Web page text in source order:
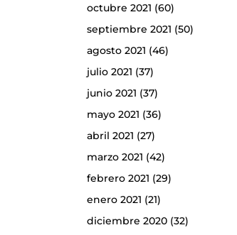
octubre 2021 (60)
septiembre 2021 (50)
agosto 2021 (46)
julio 2021 (37)
junio 2021 (37)
mayo 2021 (36)
abril 2021 (27)
marzo 2021 (42)
febrero 2021 (29)
enero 2021 (21)
diciembre 2020(32)